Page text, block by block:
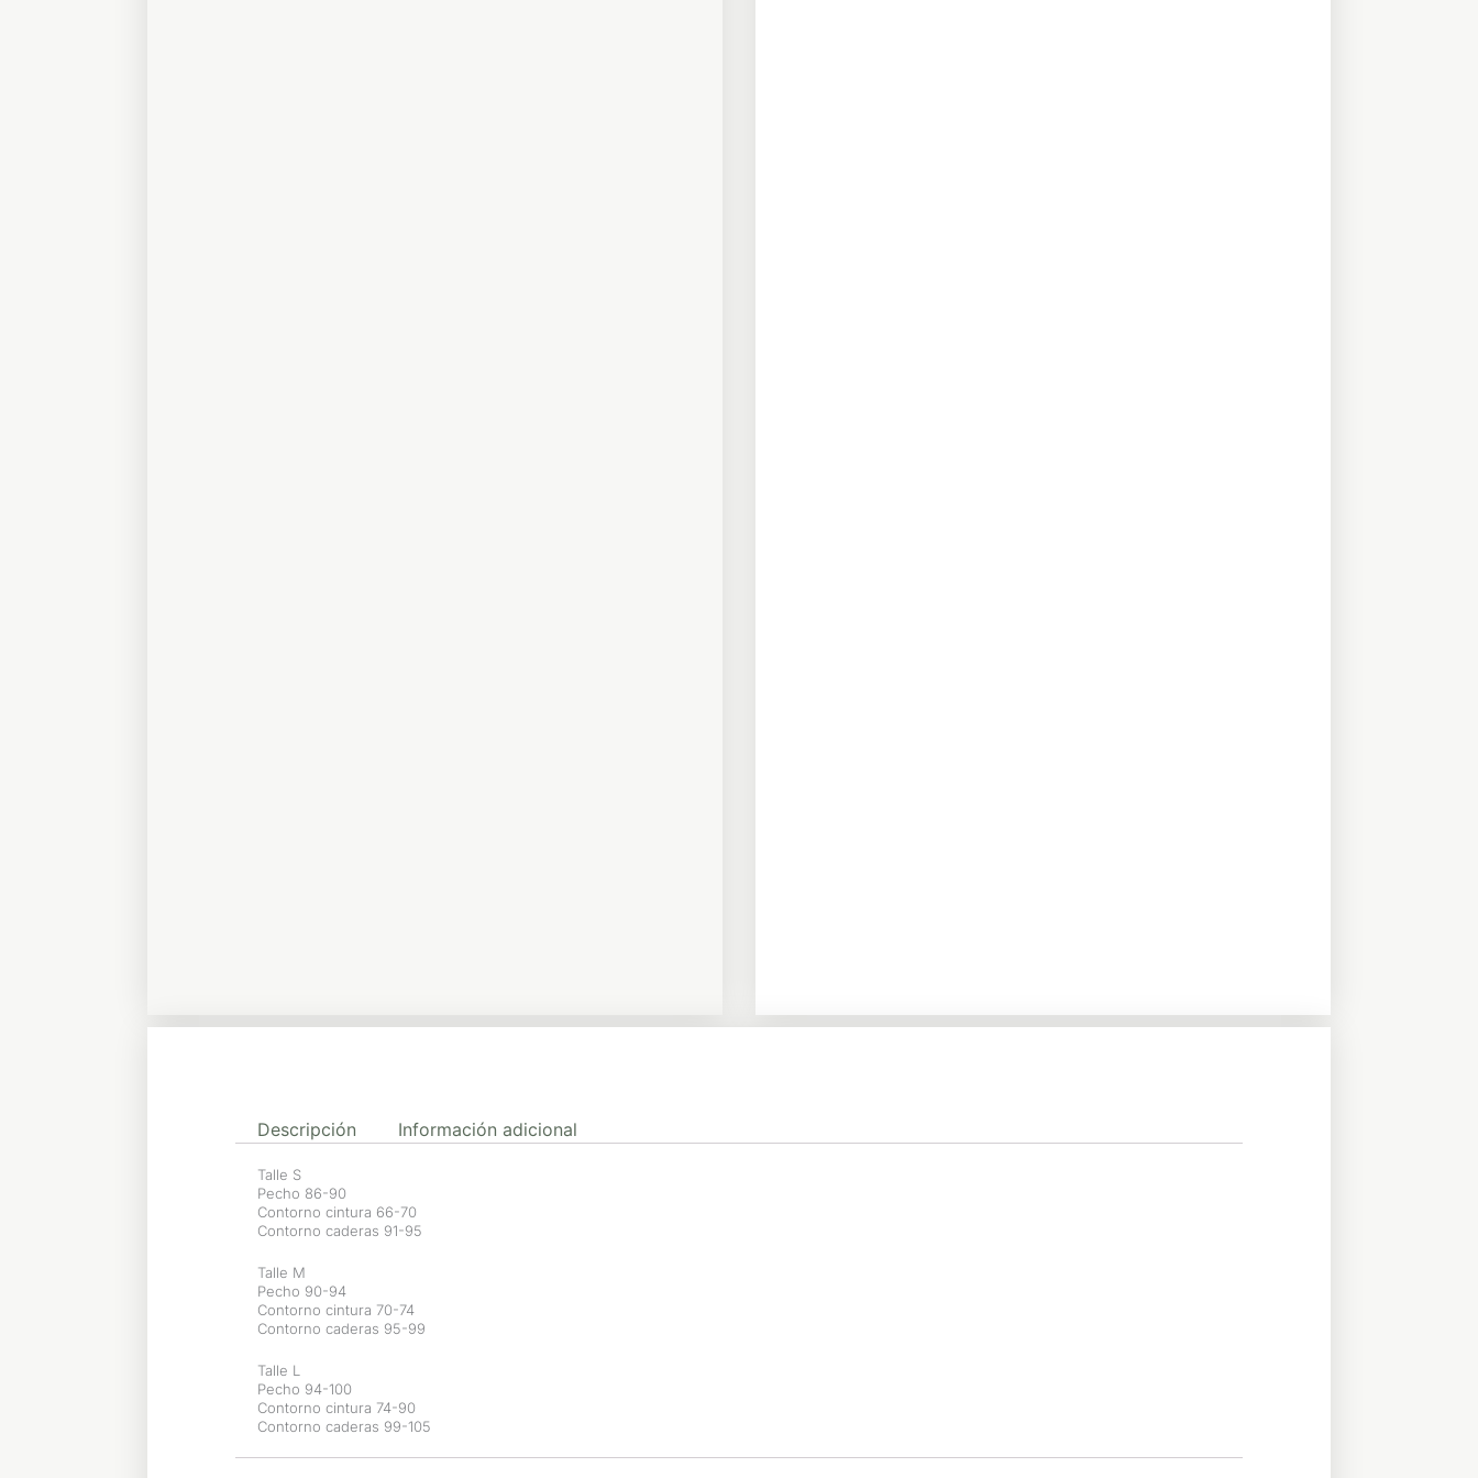
Descripción Información adicional
Talle S
Pecho 86-90
Contorno cintura 66-70
Contorno caderas 91-95
Talle M
Pecho 90-94
Contorno cintura 70-74
Contorno caderas 95-99
Talle L
Pecho 94-100
Contorno cintura 74-90
Contorno caderas 99-105